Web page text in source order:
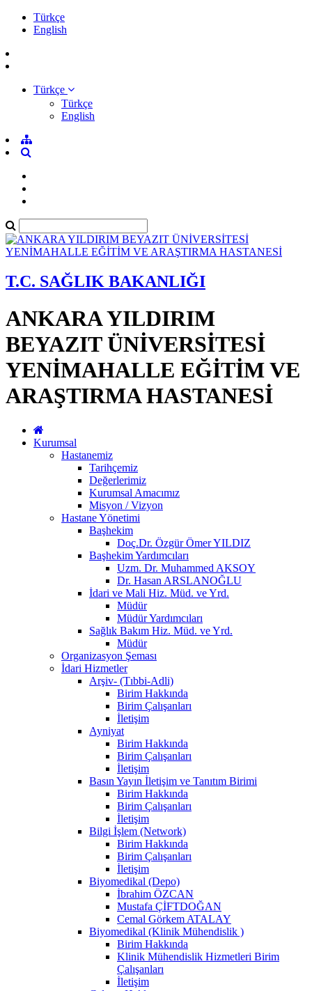
Türkçe
English
Türkçe
Türkçe
English
T.C. SAĞLIK BAKANLIĞI
ANKARA YILDIRIM
BEYAZIT ÜNİVERSİTESİ
YENİMAHALLE EĞİTİM VE
ARAŞTIRMA HASTANESİ
Kurumsal
Hastanemiz
Tarihçemiz
Değerlerimiz
Kurumsal Amacımız
Misyon / Vizyon
Hastane Yönetimi
Başhekim
Doç.Dr. Özgür Ömer YILDIZ
Başhekim Yardımcıları
Uzm. Dr. Muhammed AKSOY
Dr. Hasan ARSLANOĞLU
İdari ve Mali Hiz. Müd. ve Yrd.
Müdür
Müdür Yardımcıları
Sağlık Bakım Hiz. Müd. ve Yrd.
Müdür
Organizasyon Şeması
İdari Hizmetler
Arşiv- (Tıbbi-Adli)
Birim Hakkında
Birim Çalışanları
İletişim
Ayniyat
Birim Hakkında
Birim Çalışanları
İletişim
Basın Yayın İletişim ve Tanıtım Birimi
Birim Hakkında
Birim Çalışanları
İletişim
Bilgi İşlem (Network)
Birim Hakkında
Birim Çalışanları
İletişim
Biyomedikal (Depo)
İbrahim ÖZCAN
Mustafa ÇİFTDOĞAN
Cemal Görkem ATALAY
Biyomedikal (Klinik Mühendislik )
Birim Hakkında
Klinik Mühendislik Hizmetleri Birim
Çalışanları
İletişim